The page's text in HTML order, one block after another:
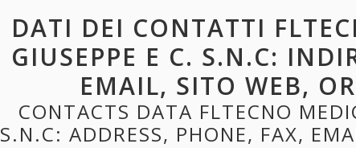
DATI DEI CONTATTI
GIUSEPPE E C. S.N.C:
EMAIL, SITO WEB,
CONTACTS DATA FLTECNO
S.N.C: ADDRESS, PHONE, FAX,